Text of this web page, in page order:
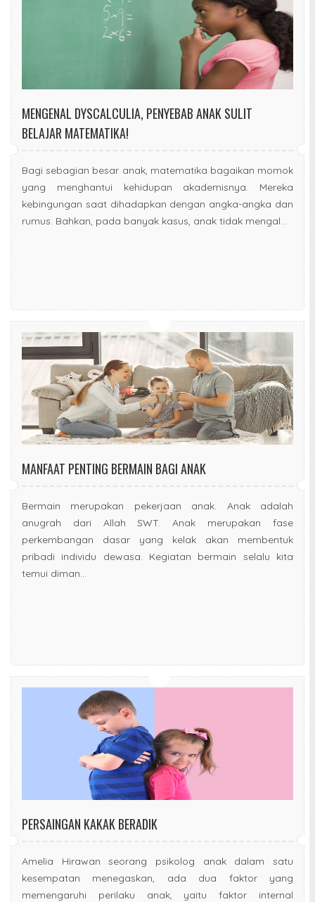
MENGENAL DYSCALCULIA, PENYEBAB ANAK SULIT
BELAJAR MATEMATIKA!
Bagi sebagian besar anak, matematika bagaikan momok
yang menghantui kehidupan akademisnya. Mereka
kebingungan saat dihadapkan dengan angka-angka dan
rumus. Bahkan, pada banyak kasus, anak tidak mengal...
MANFAAT PENTING BERMAIN BAGI ANAK
Bermain merupakan pekerjaan anak. Anak adalah
anugrah dari Allah SWT. Anak merupakan fase
perkembangan dasar yang kelak akan membentuk
pribadi individu dewasa. Kegiatan bermain selalu kita
temui diman...
PERSAINGAN KAKAK BERADIK
Amelia Hirawan seorang psikolog anak dalam satu
kesempatan menegaskan, ada dua faktor yang
memengaruhi perilaku anak, yaitu faktor internal